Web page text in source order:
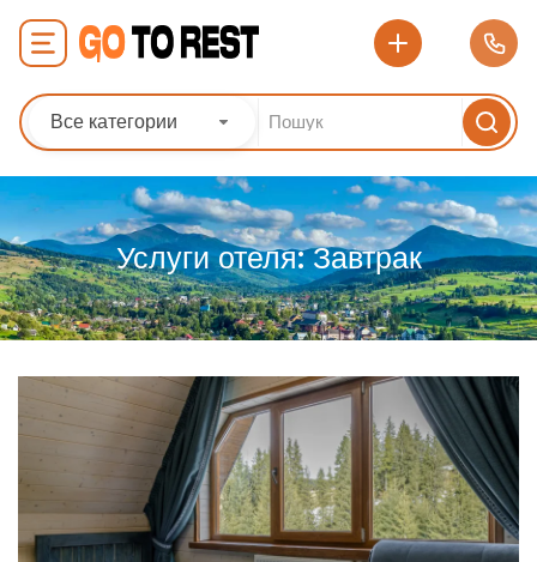
Все категории
Услуги отеля:Завтрак